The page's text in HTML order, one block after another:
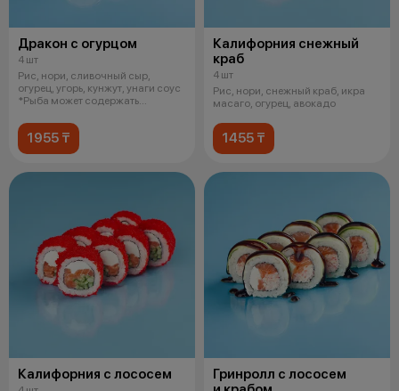
Дракон с огурцом
4 шт
Рис, нори, сливочный сыр,
огурец, угорь, кунжут, унаги соус
*Рыба может содержать
1955 ₸
Калифорния снежный
краб
4 шт
Рис, нори, снежный краб, икра
масаго, огурец, авокадо
1455 ₸
Калифорния с лососем
Гринролл с лососем